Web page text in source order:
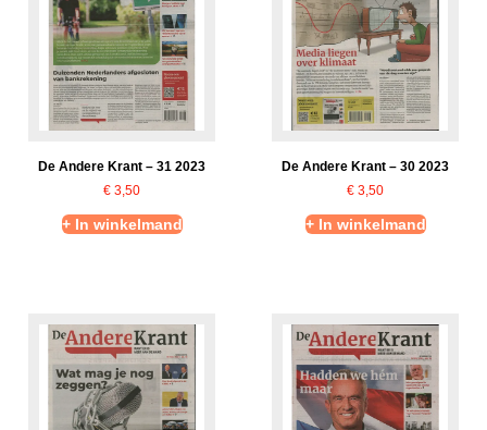
De Andere Krant – 31 2023
€ 3,50
+ In winkelmand
De Andere Krant – 30 2023
€ 3,50
+ In winkelmand